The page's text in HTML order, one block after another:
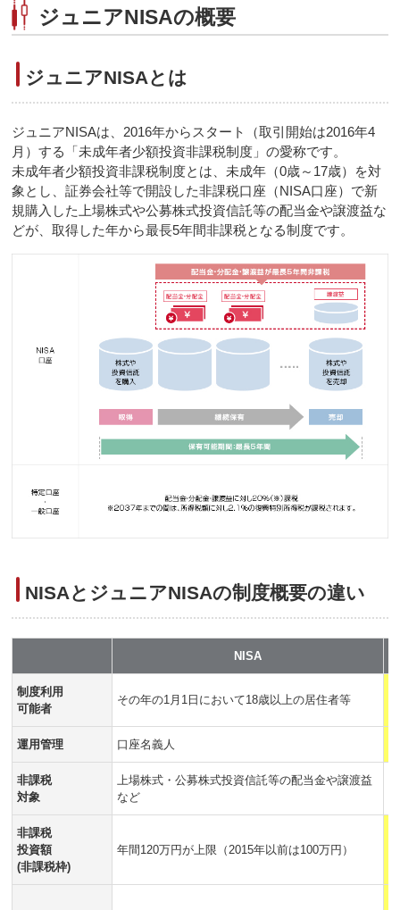
ジュニアNISAの概要
ジュニアNISAとは
ジュニアNISAは、2016年からスタート（取引開始は2016年4
月）する「未成年者少額投資非課税制度」の愛称です。
未成年者少額投資非課税制度とは、未成年（0歳～17歳）を対
象とし、証券会社等で開設した非課税口座（NISA口座）で新
規購入した上場株式や公募株式投資信託等の配当金や譲渡益な
どが、取得した年から最長5年間非課税となる制度です。
NISAとジュニアNISAの制度概要の違い
NISA
制度利用
可能者
その年の1月1日において18歳以上の居住者等
運用管理 口座名義人
非課税
対象
上場株式・公募株式投資信託等の配当金や譲渡益
など
非課税
投資額
(非課税枠)
年間120万円が上限（2015年以前は100万円）